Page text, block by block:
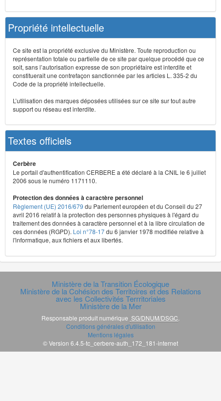
Propriété intellectuelle
Ce site est la propriété exclusive du Ministère. Toute reproduction ou
représentation totale ou partielle de ce site par quelque procédé que ce
soit, sans l’autorisation expresse de son propriétaire est interdite et
constituerait une contrefaçon sanctionnée par les articles L. 335-2 du
Code de la propriété intellectuelle.
L’utilisation des marques déposées utilisées sur ce site sur tout autre
support ou réseau est interdite.
Textes officiels
Cerbère
Le portail d'authentification CERBERE a été déclaré à la CNIL le 6 juillet
2006 sous le numéro 1171110.
Protection des données à caractère personnel
Règlement (UE) 2016/679 du Parlement européen et du Conseil du 27
avril 2016 relatif à la protection des personnes physiques à l'égard du
traitement des données à caractère personnel et à la libre circulation de
ces données (RGPD). Loi n°78-17du 6 janvier 1978 modifiée relative à
l'informatique, aux fichiers et aux libertés.
Ministère de la Transition Écologique
Ministère de la Cohésion des Territoires et des Relations
avec les Collectivités Terrritoriales
Ministère de la Mer
Responsable produit numérique SG/DNUM/DSGC
Conditions générales d'utilisation
Mentions légales
© Version 6.4.5-tc_cerbere-auth_172_181-internet